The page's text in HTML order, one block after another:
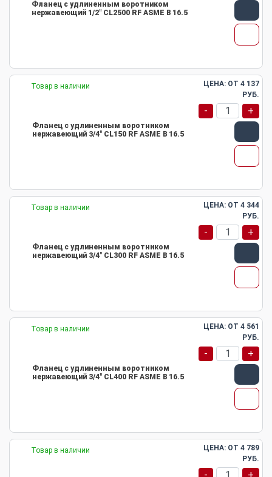
Фланец с удлиненным воротником
нержавеющий 1/2" CL2500 RF ASME B 16.5
Товар в наличии
Фланец с удлиненным воротником
нержавеющий 3/4" CL150 RF ASME B 16.5
ЦЕНА: ОТ 4 137
РУБ.
- +
Товар в наличии
Фланец с удлиненным воротником
нержавеющий 3/4" CL300 RF ASME B 16.5
ЦЕНА: ОТ 4 344
РУБ.
- +
Товар в наличии
Фланец с удлиненным воротником
нержавеющий 3/4" CL400 RF ASME B 16.5
ЦЕНА: ОТ 4 561
РУБ.
- +
Товар в наличии ЦЕНА: ОТ 4 789
РУБ.
- +